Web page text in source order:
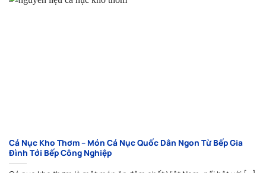
Cá Nục Kho Thơm – Món Cá Nục Quốc Dân Ngon Từ Bếp Gia
Đình Tới Bếp Công Nghiệp